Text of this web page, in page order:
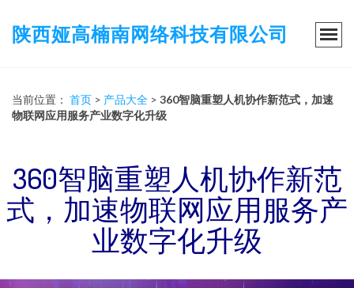
陕西娅高楠南网络科技有限公司
当前位置： 首页 > 产品大全 > 360智脑重塑人机协作新范式，加速
物联网应用服务产业数字化升级
360智脑重塑人机协作新范
式，加速物联网应用服务产
业数字化升级